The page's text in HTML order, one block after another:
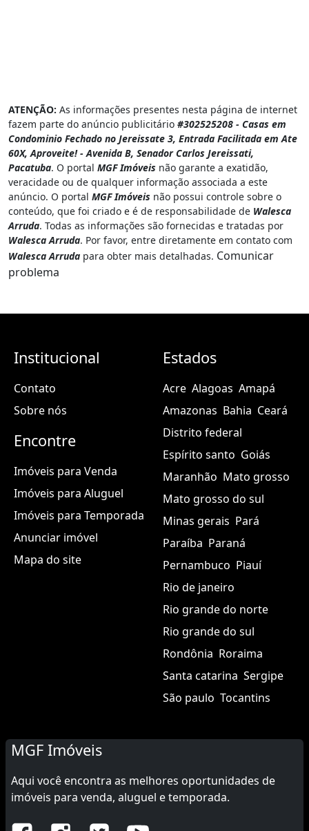
ATENÇÃO: As informações presentes nesta página de internet
fazem parte do anúncio publicitário #302525208 - Casas em
Condominio Fechado no Jereissate 3, Entrada Facilitada em Ate
60X, Aproveite! - Avenida B, Senador Carlos Jereissati,
Pacatuba. O portal MGF Imóveis não garante a exatidão,
veracidade ou de qualquer informação associada a este
anúncio. O portal MGF Imóveis não possui controle sobre o
conteúdo, que foi criado e é de responsabilidade de Walesca
Arruda. Todas as informações são fornecidas e tratadas por
Walesca Arruda. Por favor, entre diretamente em contato com
Walesca Arruda para obter mais detalhadas. Comunicar
problema
Institucional
Contato
Sobre nós
Encontre
Imóveis para Venda
Imóveis para Aluguel
Imóveis para Temporada
Anunciar imóvel
Mapa do site
Estados
Acre Alagoas Amapá
Amazonas Bahia Ceará
Distrito federal
Espírito santo Goiás
Maranhão Mato grosso
Mato grosso do sul
Minas gerais Pará
Paraíba Paraná
Pernambuco Piauí
Rio de janeiro
Rio grande do norte
Rio grande do sul
Rondônia Roraima
Santa catarina Sergipe
São paulo Tocantins
MGF Imóveis
Aqui você encontra as melhores oportunidades de
imóveis para venda, aluguel e temporada.